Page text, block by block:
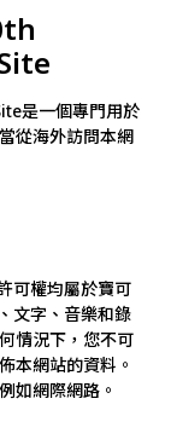
是一個專門用於
從海外訪問本網
可權均屬於寶可
文字、音樂和錄
情況下，您不可
本網站的資料。
如網際網路。